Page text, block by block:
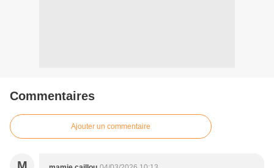
Commentaires
Ajouter un commentaire